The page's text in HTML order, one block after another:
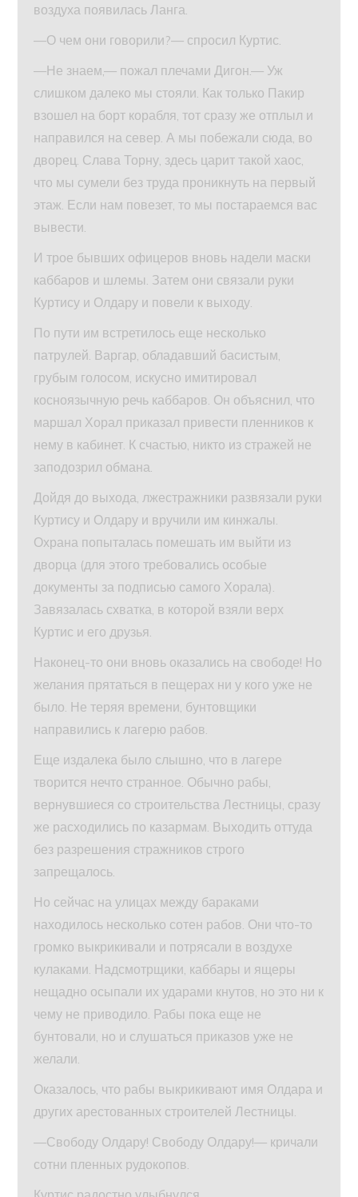
воздуха появилась Ланга.
—О чем они говорили?— спросил Куртис.
—Не знаем,— пожал плечами Дигон.— Уж
слишком далеко мы стояли. Как только Пакир
взошел на борт корабля, тот сразу же отплыл и
направился на север. А мы побежали сюда, во
дворец. Слава Торну, здесь царит такой хаос,
что мы сумели без труда проникнуть на первый
этаж. Если нам повезет, то мы постараемся вас
вывести.
И трое бывших офицеров вновь надели маски
каббаров и шлемы. Затем они связали руки
Куртису и Олдару и повели к выходу.
По пути им встретилось еще несколько
патрулей. Варгар, обладавший басистым,
грубым голосом, искусно имитировал
косноязычную речь каббаров. Он объяснил, что
маршал Хорал приказал привести пленников к
нему в кабинет. К счастью, никто из стражей не
заподозрил обмана.
Дойдя до выхода, лжестражники развязали руки
Куртису и Олдару и вручили им кинжалы.
Охрана попыталась помешать им выйти из
дворца (для этого требовались особые
документы за подписью самого Хорала).
Завязалась схватка, в которой взяли верх
Куртис и его друзья.
Наконец-то они вновь оказались на свободе! Но
желания прятаться в пещерах ни у кого уже не
было. Не теряя времени, бунтовщики
направились к лагерю рабов.
Еще издалека было слышно, что в лагере
творится нечто странное. Обычно рабы,
вернувшиеся со строительства Лестницы, сразу
же расходились по казармам. Выходить оттуда
без разрешения стражников строго
запрещалось.
Но сейчас на улицах между бараками
находилось несколько сотен рабов. Они что-то
громко выкрикивали и потрясали в воздухе
кулаками. Надсмотрщики, каббары и ящеры
нещадно осыпали их ударами кнутов, но это ни к
чему не приводило. Рабы пока еще не
бунтовали, но и слушаться приказов уже не
желали.
Оказалось, что рабы выкрикивают имя Олдара и
других арестованных строителей Лестницы.
—Свободу Олдару! Свободу Олдару!— кричали
сотни пленных рудокопов.